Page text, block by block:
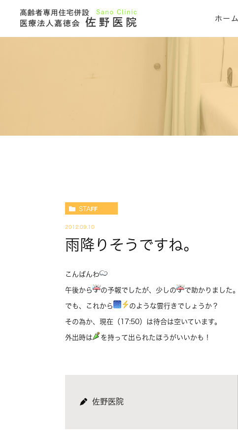
ホーム
STAFF
2012.09.10
雨降りそうですね。
こんばんわ
午後から の予報でしたが、少しの で助かりました。
でも、これから のような雲行きでしょうか？
その為か、現在（17:50）は待合は空いています。
外出時は を持って出られたほうがいいかも！
佐野医院